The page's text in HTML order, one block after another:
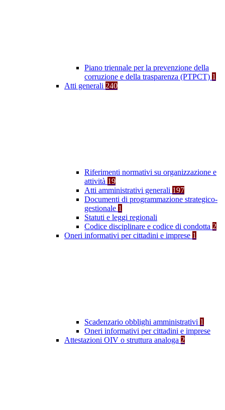
Piano triennale per la prevenzione della
corruzione e della trasparenza (PTPCT) 1
Atti generali 240
Riferimenti normativi su organizzazione e
attività 19
Atti amministrativi generali 197
Documenti di programmazione strategico-
gestionale 1
Statuti e leggi regionali
Codice disciplinare e codice di condotta 2
Oneri informativi per cittadini e imprese 1
Scadenzario obblighi amministrativi 1
Oneri informativi per cittadini e imprese
Attestazioni OIV o struttura analoga 2